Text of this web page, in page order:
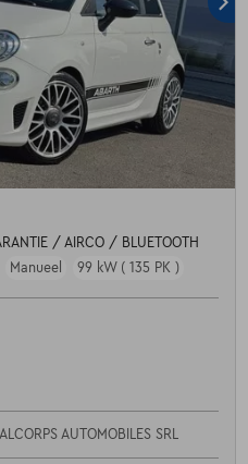
/ AIRCO / BLUETOOTH
Manueel 99 kW ( 135 PK )
AUTOMOBILES SRL